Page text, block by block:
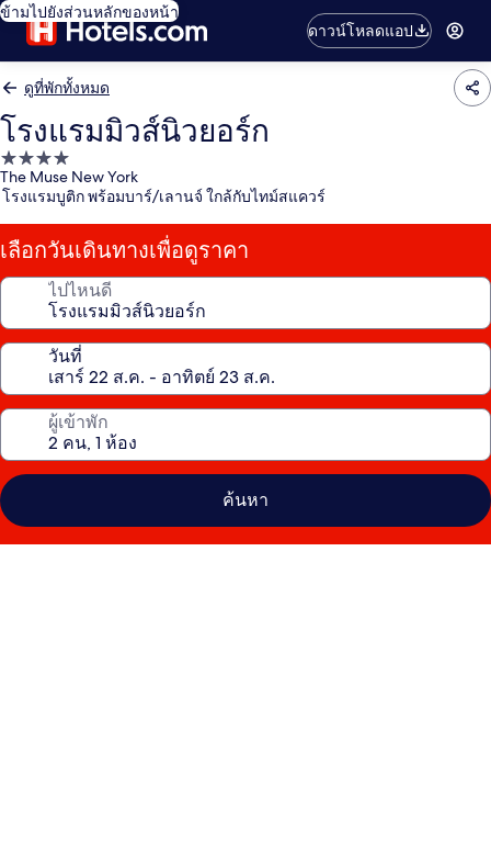
ข้ามไปยังส่วนหลักของหน้า
ดาวน์โหลดแอป
ดูที่พักทั้งหมด
โรงแรมมิวส์นิวยอร์ก
ที่พัก
4.0
The Muse New York
โรงแรมบูติก พร้อมบาร์/เลานจ์ ใกล้กับไทม์สแควร์
เลือกวันเดินทางเพื่อดูราคา
ไปไหนดี
วันที่
ผู้เข้าพัก
ค้นหา